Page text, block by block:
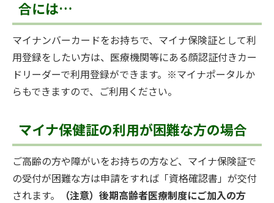
合には…
マイナンバーカードをお持ちで、マイナ保険証として利
用登録をしたい方は、医療機関等にある顔認証付きカー
ドリーダーで利用登録ができます。※マイナポータルか
らもできますので、ご利用ください。
マイナ保健証の利用が困難な方の場合
ご高齢の方や障がいをお持ちの方など、マイナ保険証で
の受付が困難な方は申請をすれば「資格確認書」が交付
されます。
（注意）後期高齢者医療制度にご加入の方